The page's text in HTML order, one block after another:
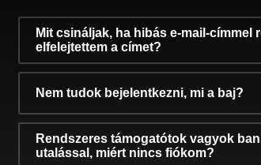
Mit csináljak, ha hibás e-mail-címmel
elfelejtettem a címet?
Nem tudok bejelentkezni, mi a baj?
Rendszeres támogatótok vagyok
utalással, miért nincs fiókom?